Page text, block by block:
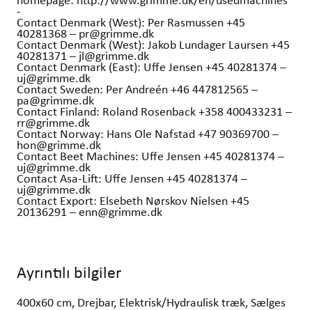
-
Contact Denmark (West): Per Rasmussen +45
40281368 – pr@grimme.dk
Contact Denmark (West): Jakob Lundager Laursen +45
40281371 – jl@grimme.dk
Contact Denmark (East): Uffe Jensen +45 40281374 –
uj@grimme.dk
Contact Sweden: Per Andreén +46 447812565 –
pa@grimme.dk
Contact Finland: Roland Rosenback +358 400433231 –
rr@grimme.dk
Contact Norway: Hans Ole Nafstad +47 90369700 –
hon@grimme.dk
Contact Beet Machines: Uffe Jensen +45 40281374 –
uj@grimme.dk
Contact Asa-Lift: Uffe Jensen +45 40281374 –
uj@grimme.dk
Contact Export: Elsebeth Nørskov Nielsen +45
20136291 – enn@grimme.dk
Ayrıntılı bilgiler
400x60 cm, Drejbar, Elektrisk/Hydraulisk træk, Sælges